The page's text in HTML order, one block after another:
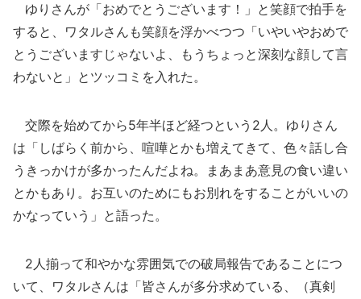
ゆりさんが「おめでとうございます！」と笑顔で拍手を
すると、ワタルさんも笑顔を浮かべつつ「いやいやおめで
とうございますじゃないよ、もうちょっと深刻な顔して言
わないと」とツッコミを入れた。
交際を始めてから5年半ほど経つという2人。ゆりさん
は「しばらく前から、喧嘩とかも増えてきて、色々話し合
うきっかけが多かったんだよね。まあまあ意見の食い違い
とかもあり。お互いのためにもお別れをすることがいいの
かなっていう」と語った。
2人揃って和やかな雰囲気での破局報告であることにつ
いて、ワタルさんは「皆さんが多分求めている、（真剣